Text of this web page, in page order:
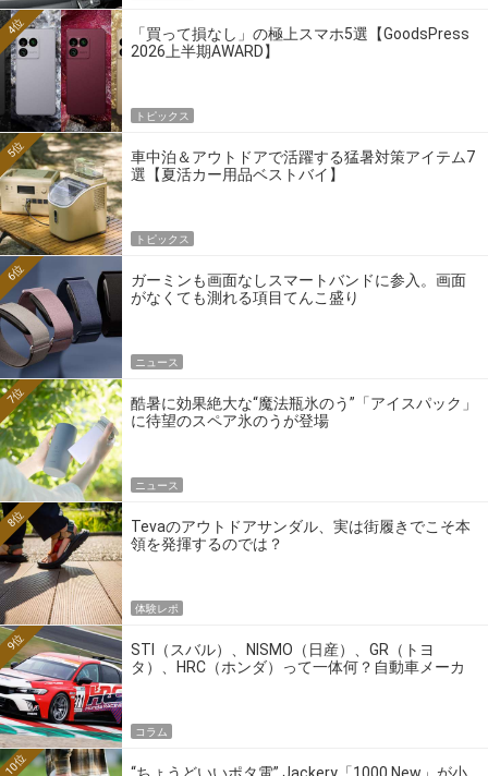
「買って損なし」の極上スマホ5選【GoodsPress
2026上半期AWARD】
4位
トピックス
車中泊＆アウトドアで活躍する猛暑対策アイテム7
選【夏活カー用品ベストバイ】
5位
トピックス
ガーミンも画面なしスマートバンドに参入。画面
がなくても測れる項目てんこ盛り
6位
ニュース
酷暑に効果絶大な“魔法瓶氷のう”「アイスパック」
に待望のスペア氷のうが登場
7位
ニュース
Tevaのアウトドアサンダル、実は街履きでこそ本
領を発揮するのでは？
8位
体験レポ
STI（スバル）、NISMO（日産）、GR（トヨ
タ）、HRC（ホンダ）って一体何？自動車メーカ
9位
コラム
10位